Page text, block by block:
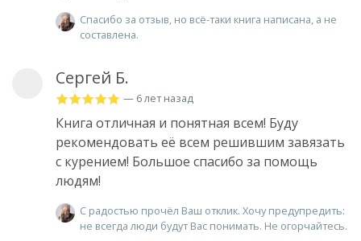
Спасибо за отзыв, но всё-таки книга написана, а не
составлена.
Сергей Б.
— 6 лет назад
Книга отличная и понятная всем! Буду
рекомендовать её всем решившим завязать
с курением! Большое спасибо за помощь
людям!
С радостью прочёл Ваш отклик. Хочу предупредить:
не всегда люди будут Вас понимать. Не огорчайтесь.